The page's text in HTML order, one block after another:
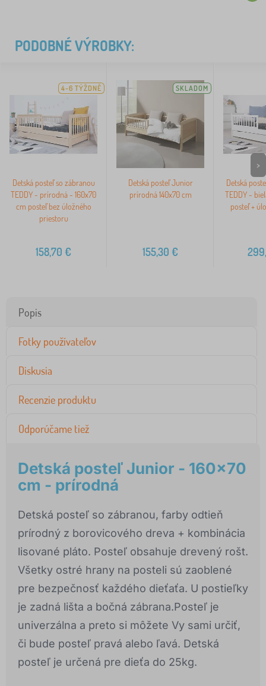
PODOBNÉ VÝROBKY:
4-6 TÝŽDNĚ
Detská posteľ so zábranou
TEDDY - prírodná - 160x70
cm posteľ bez úložného
priestoru
158,70 €
SKLADOM
Detská posteľ Junior
prírodná 140x70 cm
155,30 €
Detská
TEDDY -
posteľ +
>
Popis
Fotky používateľov
Diskusia
Recenzie produktu
Odporúčame tiež
Detská posteľ Junior - 160x70
cm - prírodná
Detská posteľ so zábranou, farby odtieň
prírodný z borovicového dreva + kombinácia
lisované pláto. Posteľ obsahuje drevený rošt.
Všetky ostré hrany na posteli sú zaoblené
pre bezpečnosť každého dieťaťa. U postieľky
je zadná lišta a bočná zábrana.Posteľ je
univerzálna a preto si môžete Vy sami určiť,
či bude posteľ pravá alebo ľavá. Detská
posteľ je určená pre dieťa do 25kg.